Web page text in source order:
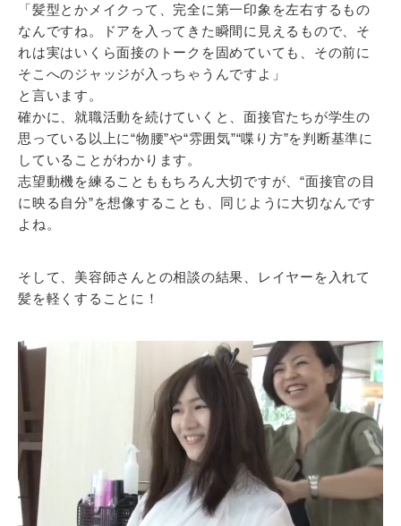
「髪型とかメイクって、完全に第一印象を左右するもの
なんですね。ドアを入ってきた瞬間に見えるもので、そ
れは実はいくら面接のトークを固めていても、その前に
そこへのジャッジが入っちゃうんですよ」
と言います。
確かに、就職活動を続けていくと、面接官たちが学生の
思っている以上に“物腰”や“雰囲気”“喋り方”を判断基準に
していることがわかります。
志望動機を練ることももちろん大切ですが、“面接官の目
に映る自分”を想像することも、同じように大切なんです
よね。
そして、美容師さんとの相談の結果、レイヤーを入れて
髪を軽くすることに！